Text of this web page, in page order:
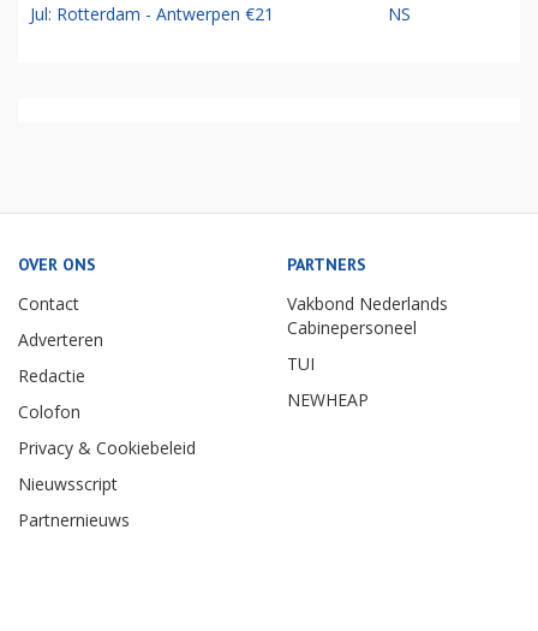
Jul: Rotterdam - Antwerpen €21 NS
OVER ONS
Contact
Adverteren
Redactie
Colofon
Privacy & Cookiebeleid
Nieuwsscript
Partnernieuws
PARTNERS
Vakbond Nederlands
Cabinepersoneel
TUI
NEWHEAP